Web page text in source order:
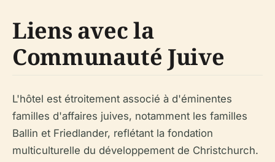
Liens avec la
Communauté Juive
L'hôtel est étroitement associé à d'éminentes
familles d'affaires juives, notamment les familles
Ballin et Friedlander, reflétant la fondation
multiculturelle du développement de Christchurch.